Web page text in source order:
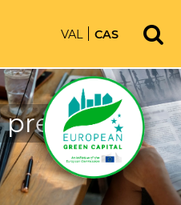
VAL CAS
prensa